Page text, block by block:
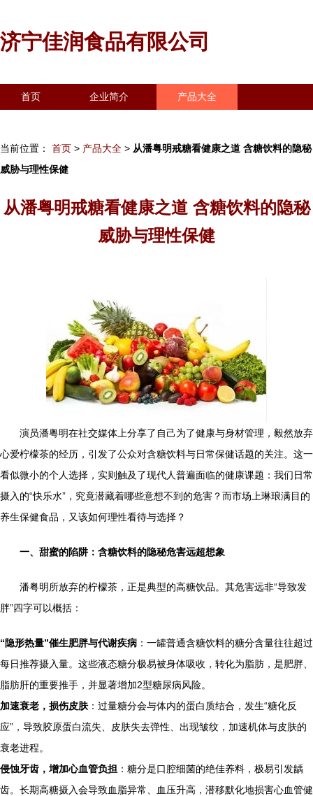
济宁佳润食品有限公司
首页 企业简介 产品大全
当前位置： 首页 > 产品大全 > 从潘粤明戒糖看健康之道 含糖饮料的隐秘
威胁与理性保健
从潘粤明戒糖看健康之道 含糖饮料的隐秘
威胁与理性保健
演员潘粤明在社交媒体上分享了自己为了健康与身材管理，毅然放弃
心爱柠檬茶的经历，引发了公众对含糖饮料与日常保健话题的关注。这一
看似微小的个人选择，实则触及了现代人普遍面临的健康课题：我们日常
摄入的“快乐水”，究竟潜藏着哪些意想不到的危害？而市场上琳琅满目的
养生保健食品，又该如何理性看待与选择？
一、甜蜜的陷阱：含糖饮料的隐秘危害远超想象
潘粤明所放弃的柠檬茶，正是典型的高糖饮品。其危害远非“导致发
胖”四字可以概括：
“隐形热量”催生肥胖与代谢疾病 ：一罐普通含糖饮料的糖分含量往往超过
每日推荐摄入量。这些液态糖分极易被身体吸收，转化为脂肪，是肥胖、
脂肪肝的重要推手，并显著增加2型糖尿病风险。
加速衰老，损伤皮肤：过量糖分会与体内的蛋白质结合，发生“糖化反
应”，导致胶原蛋白流失、皮肤失去弹性、出现皱纹，加速机体与皮肤的
衰老进程。
侵蚀牙齿，增加心血管负担 ：糖分是口腔细菌的绝佳养料，极易引发龋
齿。长期高糖摄入会导致血脂异常、血压升高，潜移默化地损害心血管健